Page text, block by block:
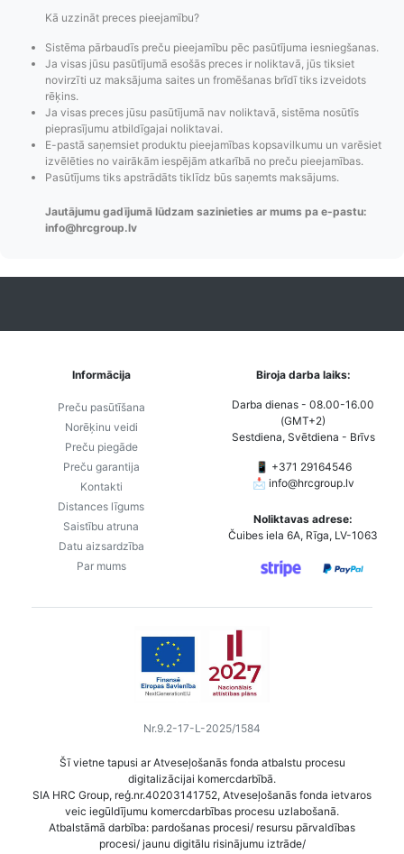
Pasūtījumu statusa
maiņas
Izsekošana,
Pasūtījumu re-
Visi pieejamie
piegādes veidi un
lietotāja konta
PayPal
Kā uzzināt preces pieejamību?
Sistēma pārbaudīs preču pieejamību pēc pasūtījuma iesniegšanas.
Ja visas jūsu pasūtījumā esošās preces ir noliktavā, jūs tiksiet
novirzīti uz maksājuma saites un fromēšanas brīdī tiks izveidots
rēķins.
Ja visas preces jūsu pasūtījumā nav noliktavā, sistēma nosūtīs
pieprasījumu atbildīgajai noliktavai.
E-pastā saņemsiet produktu pieejamības kopsavilkumu un varēsiet
izvēlēties no vairākām iespējām atkarībā no preču pieejamības.
Pasūtījums tiks apstrādāts tiklīdz būs saņemts maksājums.
Jautājumu gadījumā lūdzam sazinieties ar mums pa e-pastu:
info@hrcgroup.lv
Informācija
Preču pasūtīšana
Norēķinu veidi
Preču piegāde
Preču garantija
Kontakti
Distances līgums
Saistību atruna
Datu aizsardzība
Par mums
Biroja darba laiks:
Darba dienas - 08.00-16.00
(GMT+2)
Sestdiena, Svētdiena - Brīvs
📱 +371 29164546
📩 info@hrcgroup.lv
Noliktavas adrese:
Čuibes iela 6A, Rīga, LV-1063
Nr.9.2-17-L-2025/1584
Šī vietne tapusi ar Atveseļošanās fonda atbalstu procesu
digitalizācijai komercdarbībā.
SIA HRC Group, reģ.nr.40203141752, Atveseļošanās fonda ietvaros
veic iegūldījumu komercdarbības procesu uzlabošanā.
Atbalstāmā darbība: pardošanas procesi/ resursu pārvaldības
procesi/ jaunu digitālu risinājumu iztrāde/